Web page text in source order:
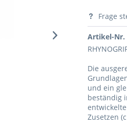
Frage
Artikel-Nr.
Die
und ein
beständig
Zusetzen